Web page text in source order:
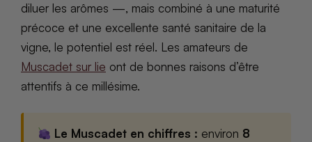
diluer les arômes —, mais combiné à une maturité
précoce et une excellente santé sanitaire de la
vigne, le potentiel est réel. Les amateurs de
Muscadet sur lie ont de bonnes raisons d’être
attentifs à ce millésime.
Le Muscadet en chiffres : environ 8